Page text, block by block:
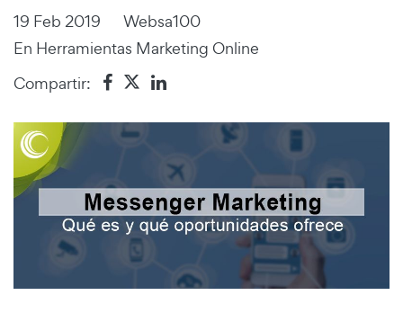
19 Feb 2019
Websa100
En Herramientas Marketing Online
Compartir: